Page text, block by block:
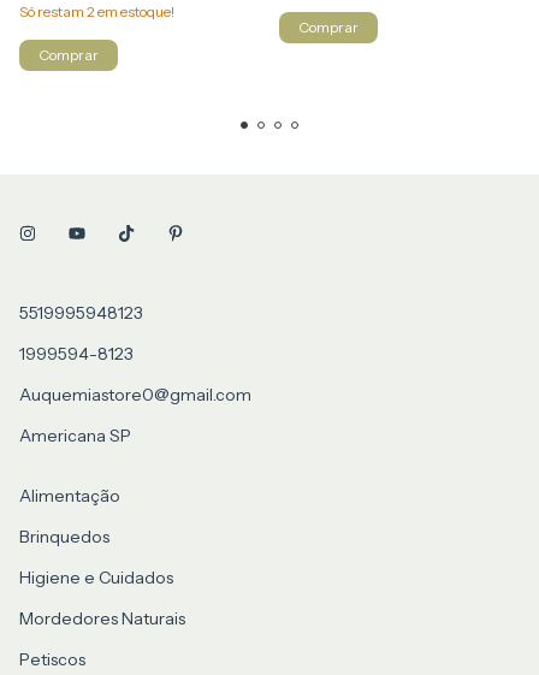
Só restam 2 em estoque!
5519995948123
1999594-8123
Auquemiastore0@gmail.com
Americana SP
Alimentação
Brinquedos
Higiene e Cuidados
Mordedores Naturais
Petiscos